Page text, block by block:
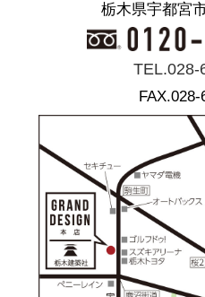
栃木県宇都宮
TEL.028-